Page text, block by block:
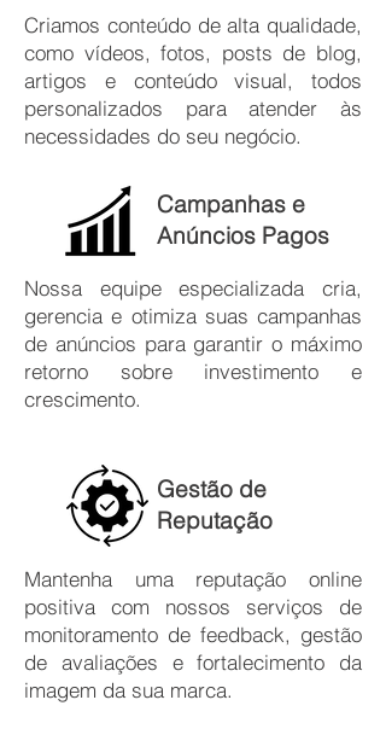
Criamos conteúdo de alta qualidade,
como vídeos, fotos, posts de blog,
artigos e conteúdo visual, todos
personalizados para atender às
necessidades do seu negócio.
Campanhas e
Anúncios Pagos
Nossa equipe especializada cria,
gerencia e otimiza suas campanhas
de anúncios para garantir o máximo
retorno sobre investimento e
crescimento.
Gestão de
Reputação
Mantenha uma reputação online
positiva com nossos serviços de
monitoramento de feedback, gestão
de avaliações e fortalecimento da
imagem da sua marca.